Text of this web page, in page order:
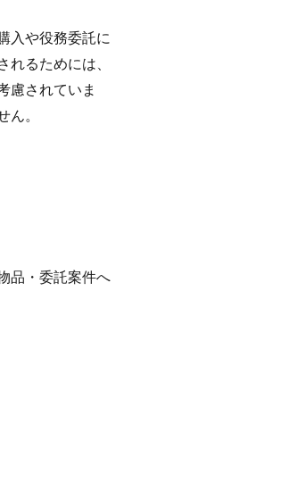
入や役務委託に
るためには、
慮されていま
。
品・委託案件へ